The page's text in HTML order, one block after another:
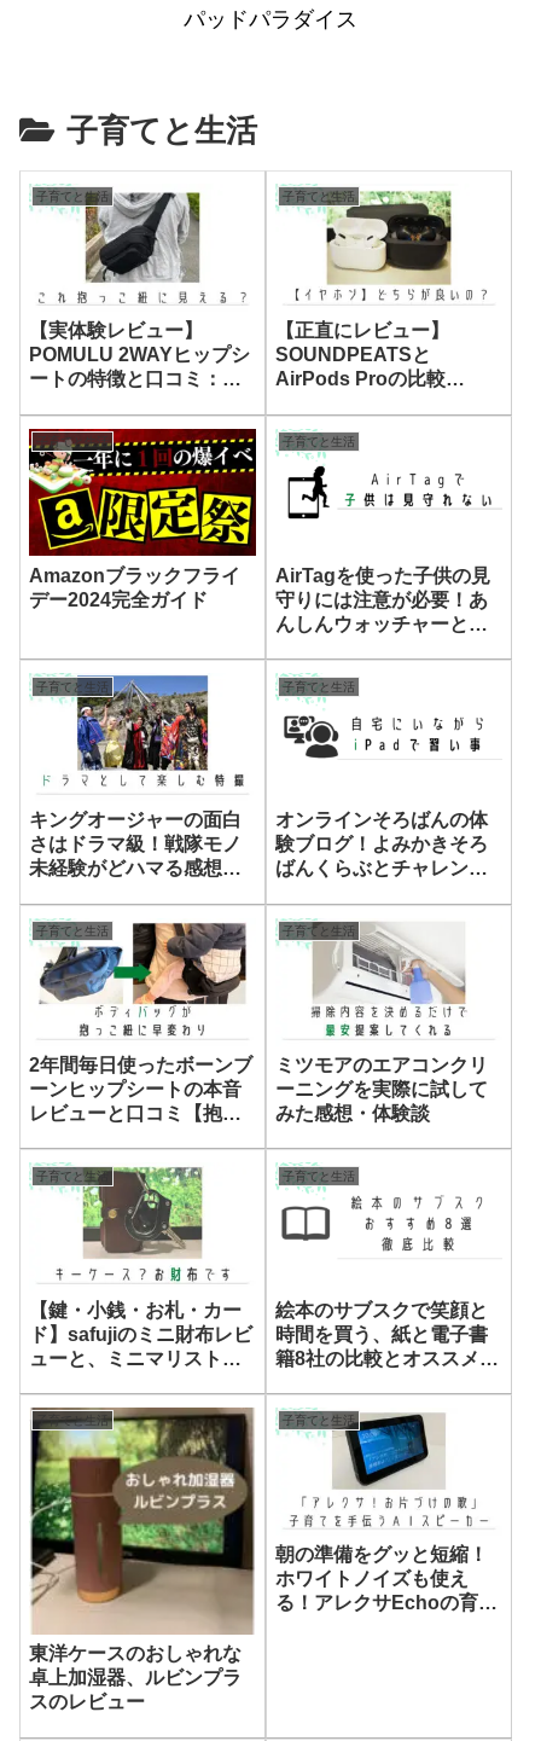
パッドパラダイス
子育てと生活
子育てと生活
【実体験レビュー】
POMULU 2WAYヒップシ
ートの特徴と口コミ：ボ
子育てと生活
【正直にレビュー】
SOUNDPEATSと
AirPods Proの比較
GoFree2】
子育てと生活
Amazonブラックフライ
デー2024完全ガイド
子育てと生活
AirTagを使った子供の見
守りには注意が必要！あ
んしんウォッチャーとの
解説
子育てと生活
キングオージャーの面白
さはドラマ級！戦隊モノ
未経験がどハマる感想・
子育てと生活
オンラインそろばんの体
験ブログ！よみかきそろ
ばんくらぶとチャレンン
ト
子育てと生活
2年間毎日使ったボーンブ
ーンヒップシートの本音
レビューと口コミ【抱っ
バッグ】
子育てと生活
ミツモアのエアコンクリ
ーニングを実際に試して
みた感想・体験談
子育てと生活
【鍵・小銭・お札・カー
ド】safujiのミニ財布レビ
ューと、ミニマリスト向
子育てと生活
絵本のサブスクで笑顔と
時間を買う、紙と電子書
籍8社の比較とオススメ
子育てと生活
東洋ケースのおしゃれな
卓上加湿器、ルビンプラ
スのレビュー
子育てと生活
朝の準備をグッと短縮！
ホワイトノイズも使え
る！アレクサEchoの育児